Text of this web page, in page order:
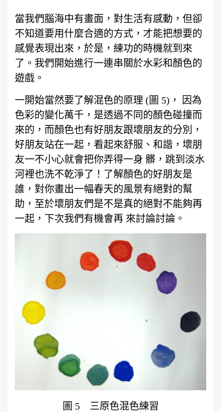
當我們腦海中有畫面，對生活有感動，但卻
不知道要用什麼合適的方式，才能把想要的
感覺表現出來，於是，練功的時機就到來
了。我們開始進行一連串關於水彩和顏色的
遊戲。
一開始當然要了解混色的原理 (圖 5)， 因為
色彩的變化萬千，是透過不同的顏色碰撞而
來的，而顏色也有好朋友跟壞朋友的分別，
好朋友站在一起，看起來舒服、和諧，壞朋
友一不小心就會把你弄得一身 髒，跳到淡水
河裡也洗不乾淨了！了解顏色的好朋友是
誰，對你畫出一幅春天的風景有絕對的幫
助，至於壞朋友們是不是真的絕對不能夠再
一起，下次我們有機會再 來討論討論。
圖 5 三原色混色練習